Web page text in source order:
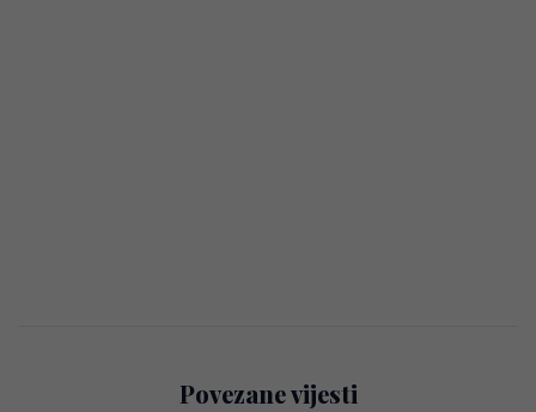
Povezane vijesti